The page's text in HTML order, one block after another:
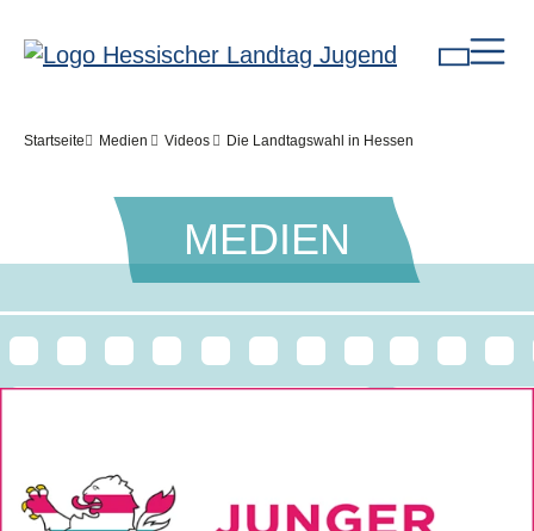
Pfadnavigation
Startseite Medien Videos Die Landtagswahl in Hessen
MEDIEN